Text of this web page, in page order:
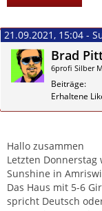
21.09.2021, 15:04 -
Brad
6profi Silber
Beiträge
Erhaltene
Hallo zusammen
Letzten
Sunshine in
Das Haus mit 5-6
spricht Deutsch